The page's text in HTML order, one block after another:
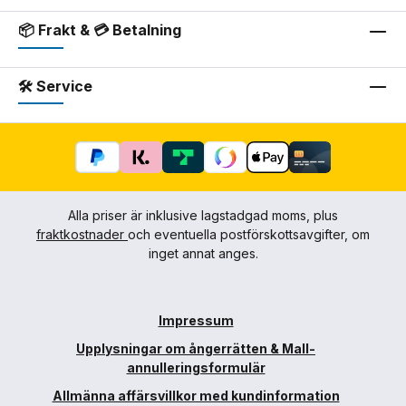
📦 Frakt & 💳 Betalning
🛠 Service
Alla priser är inklusive lagstadgad moms, plus
fraktkostnader och eventuella postförskottsavgifter, om
inget annat anges.
Impressum
Upplysningar om ångerrätten & Mall-
annulleringsformulär
Allmänna affärsvillkor med kundinformation